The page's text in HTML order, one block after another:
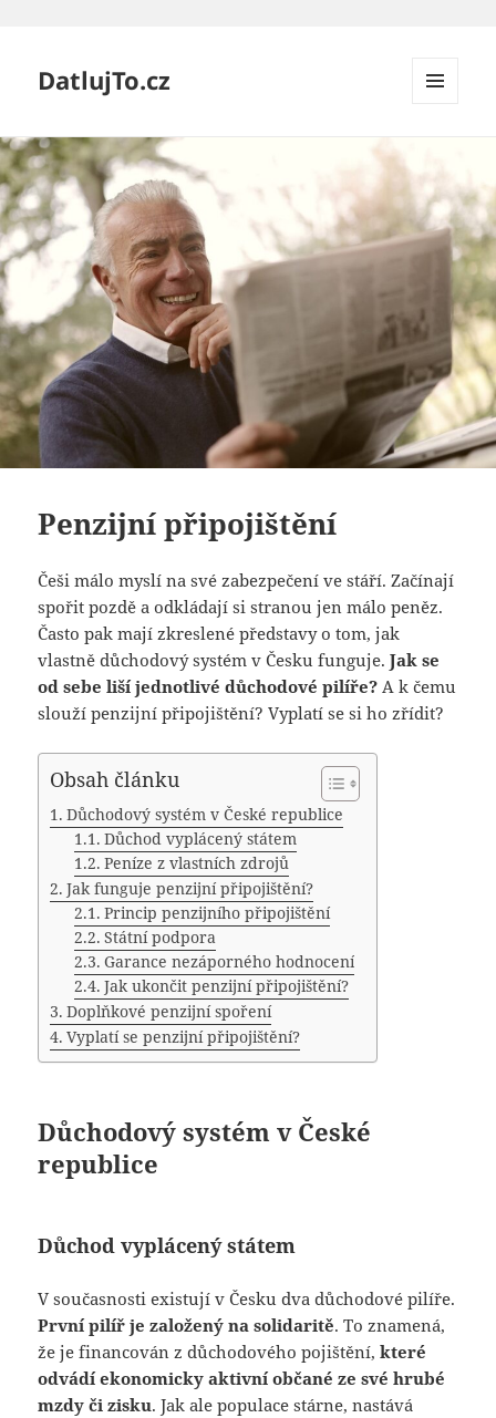
DatlujTo.cz
Penzijní připojištění
Češi málo myslí na své zabezpečení ve stáří. Začínají
spořit pozdě a odkládají si stranou jen málo peněz.
Často pak mají zkreslené představy o tom, jak
vlastně důchodový systém v Česku funguje.Jak se
od sebe liší jednotlivé důchodové pilíře? A k čemu
slouží penzijní připojištění? Vyplatí se si ho zřídit?
Obsah článku
Důchodový systém v České republice
Důchod vyplácený státem
Peníze z vlastních zdrojů
Jak funguje penzijní připojištění?
Princip penzijního připojištění
Státní podpora
Garance nezáporného hodnocení
Jak ukončit penzijní připojištění?
Doplňkové penzijní spoření
Vyplatí se penzijní připojištění?
Důchodový systém v České
republice
Důchod vyplácený státem
V současnosti existují v Česku dva důchodové pilíře.
První pilíř je založený na solidaritě. To znamená,
že je financován z důchodového pojištění,které
odvádí ekonomicky aktivní občané ze své hrubé
mzdy či zisku. Jak ale populace stárne, nastává